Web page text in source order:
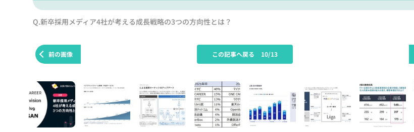
Q.新卒採用メディア4社が考える成長戦略の3つの方向性とは？
前の画像 この記事へ戻る 10/13